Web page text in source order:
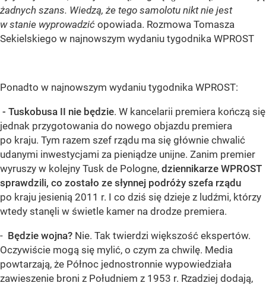
żadnych szans. Wiedzą, że tego samolotu nikt nie jest
w stanie wyprowadzić opowiada. Rozmowa Tomasza
Sekielskiego w najnowszym wydaniu tygodnika WPROST
Ponadto w najnowszym wydaniu tygodnika WPROST:
- Tuskobusa II nie będzie. W kancelarii premiera kończą się
jednak przygotowania do nowego objazdu premiera
po kraju. Tym razem szef rządu ma się głównie chwalić
udanymi inwestycjami za pieniądze unijne. Zanim premier
wyruszy w kolejny Tusk de Pologne, dziennikarze WPROST
sprawdzili, co zostało ze słynnej podróży szefa rządu
po kraju jesienią 2011 r. I co dziś się dzieje z ludźmi, którzy
wtedy stanęli w świetle kamer na drodze premiera.
- Będzie wojna? Nie. Tak twierdzi większość ekspertów.
Oczywiście mogą się mylić, o czym za chwilę. Media
powtarzają, że Północ jednostronnie wypowiedziała
zawieszenie broni z Południem z 1953 r. Rzadziej dodają,